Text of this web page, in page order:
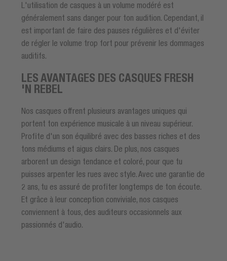
L'utilisation de casques à un volume modéré est
généralement sans danger pour ton audition. Cependant, il
est important de faire des pauses régulières et d'éviter
de régler le volume trop fort pour prévenir les dommages
auditifs.
LES AVANTAGES DES CASQUES FRESH
'N REBEL
Nos casques offrent plusieurs avantages uniques qui
portent ton expérience musicale à un niveau supérieur.
Profite d'un son équilibré avec des basses riches et des
tons médiums et aigus clairs. De plus, nos casques
arborent un design tendance et coloré, pour que tu
puisses arpenter les rues avec style. Avec une garantie de
2 ans, tu es assuré de profiter longtemps de ton écoute.
Et grâce à leur conception conviviale, nos casques
conviennent à tous, des auditeurs occasionnels aux
passionnés d'audio.